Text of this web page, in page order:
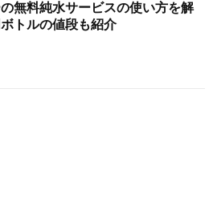
無料純水サービスの使い方を解
トルの値段も紹介